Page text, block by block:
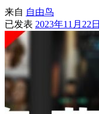
来自 自由鸟
已发表 2023年11月22日